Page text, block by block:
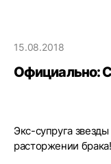
15.08.2018
Официально:
Экс-супруга
расторжении брака!